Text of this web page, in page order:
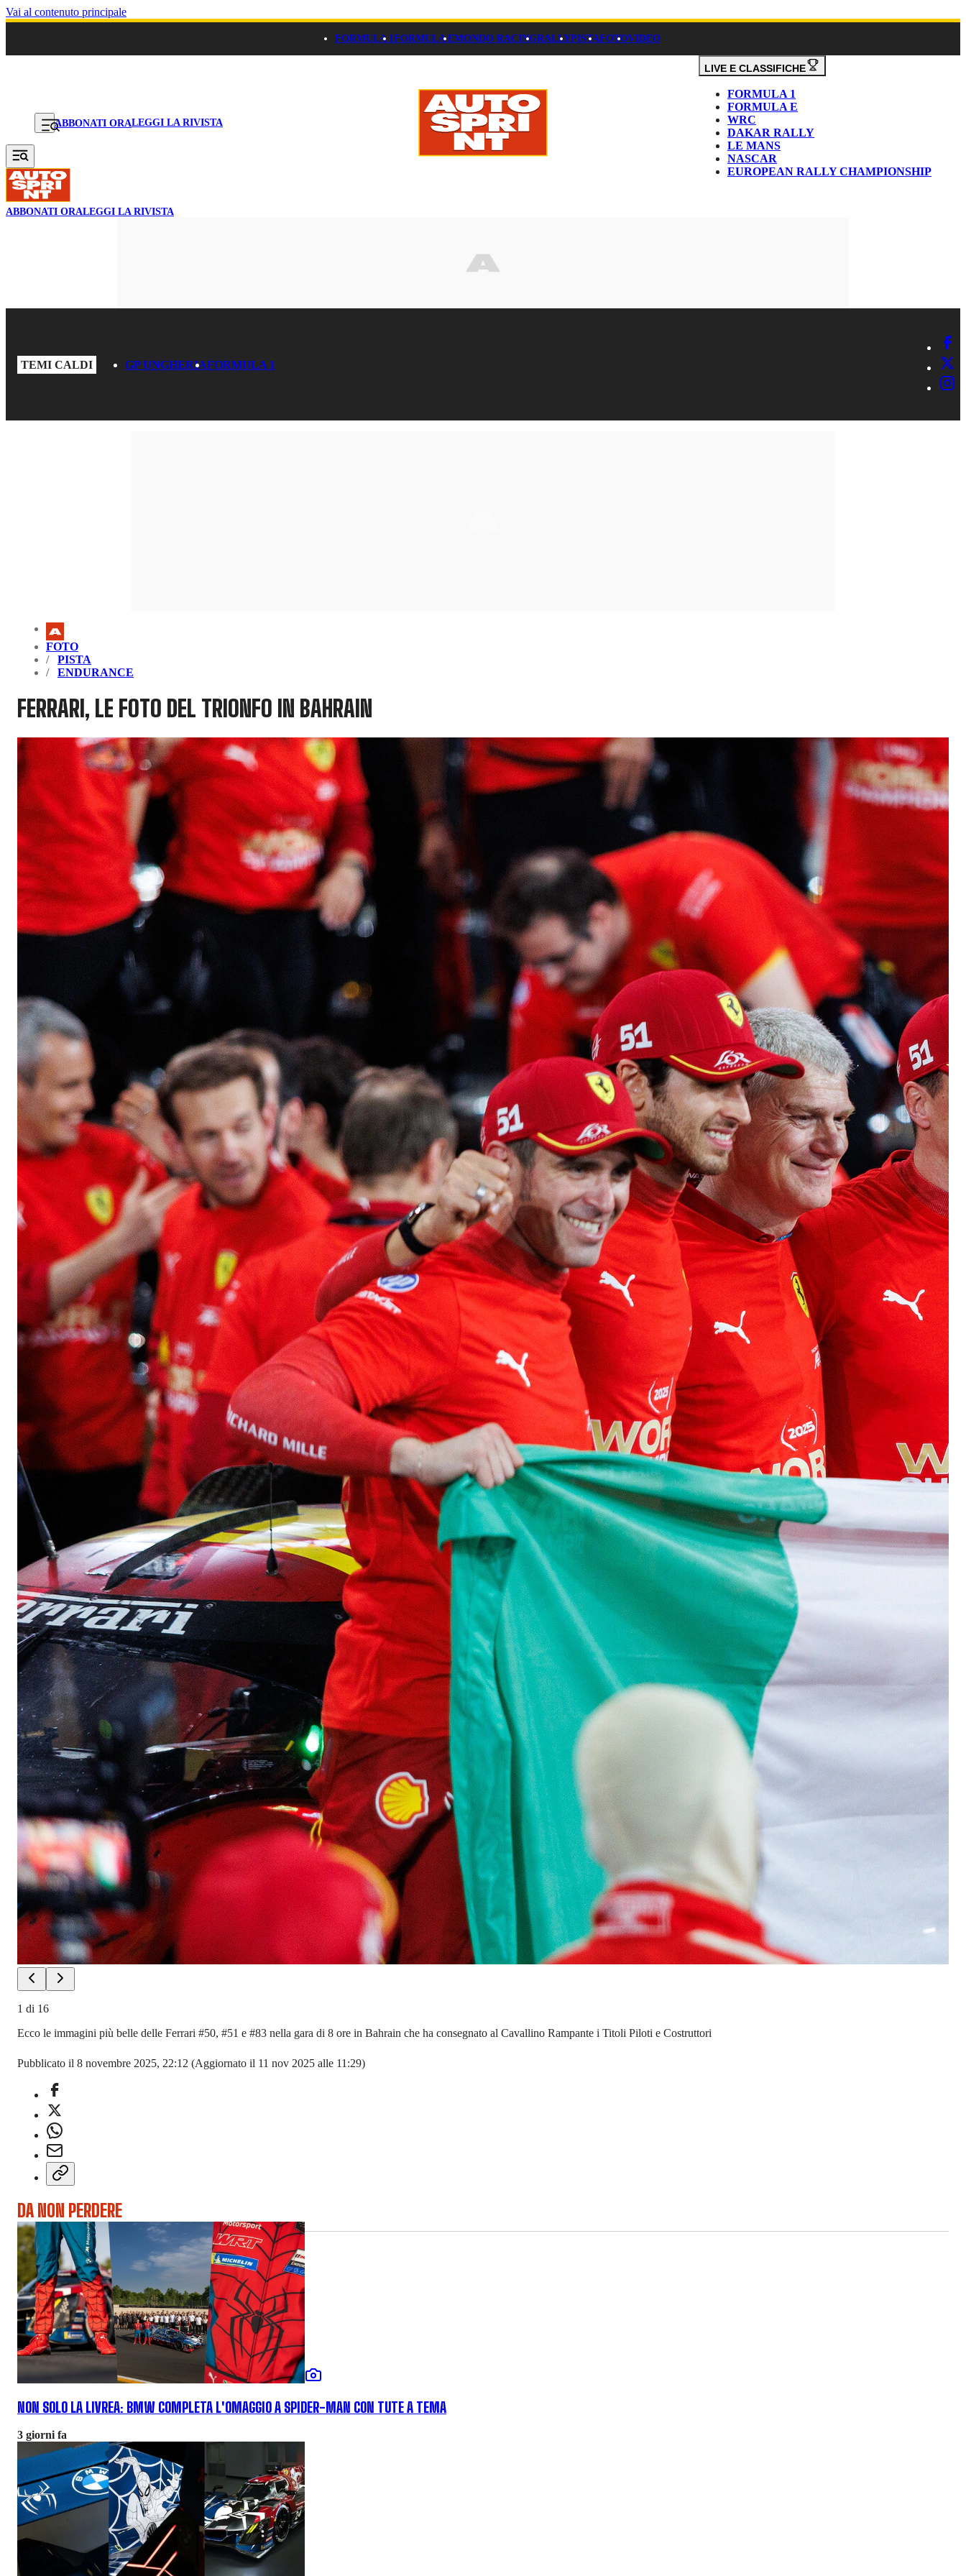
Vai al contenuto principale
FORMULA 1FORMULA EMONDO RACINGRALLYPISTAFOTOVIDEO
ABBONATI ORALEGGI LA RIVISTA
LIVE E CLASSIFICHE
FORMULA 1
FORMULA E
WRC
DAKAR RALLY
LE MANS
NASCAR
EUROPEAN RALLY CHAMPIONSHIP
ABBONATI ORALEGGI LA RIVISTA
TEMI CALDI GP UNGHERIAFORMULA 1
FOTO
PISTA
ENDURANCE
FERRARI, LE FOTO DEL TRIONFO IN BAHRAIN
1 di 16
Ecco le immagini più belle delle Ferrari #50, #51 e #83 nella gara di 8 ore in Bahrain che ha consegnato al Cavallino Rampante i Titoli Piloti e Costruttori
Pubblicato il 8 novembre 2025, 22:12 (Aggiornato il 11 nov 2025 alle 11:29)
DA NON PERDERE
NON SOLO LA LIVREA: BMW COMPLETA L'OMAGGIO A SPIDER-MAN CON TUTE A TEMA
3 giorni fa